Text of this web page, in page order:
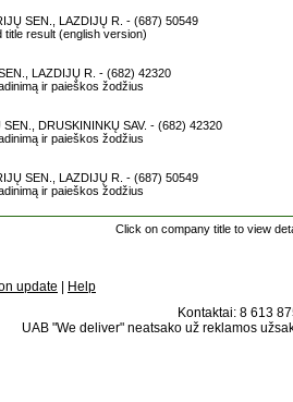
SEN., LAZDIJŲ R. - (687) 50549
result (english version)
LAZDIJŲ R. - (682) 42320
ir paieškos žodžius
DRUSKININKŲ SAV. - (682) 42320
ir paieškos žodžius
SEN., LAZDIJŲ R. - (687) 50549
ir paieškos žodžius
Click on company title to view
update
Help
Kontaktai: 8 613
UAB "We deliver" neatsako už reklamos